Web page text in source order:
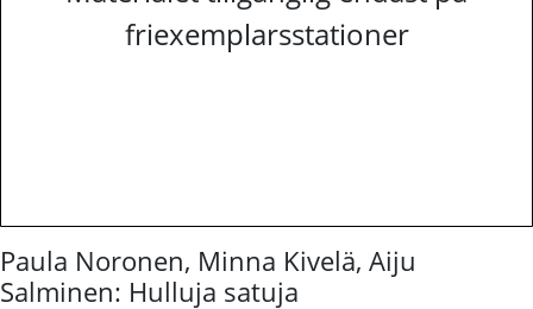
friexemplarsstationer
Paula Noronen, Minna Kivelä, Aiju
Salminen: Hulluja satuja